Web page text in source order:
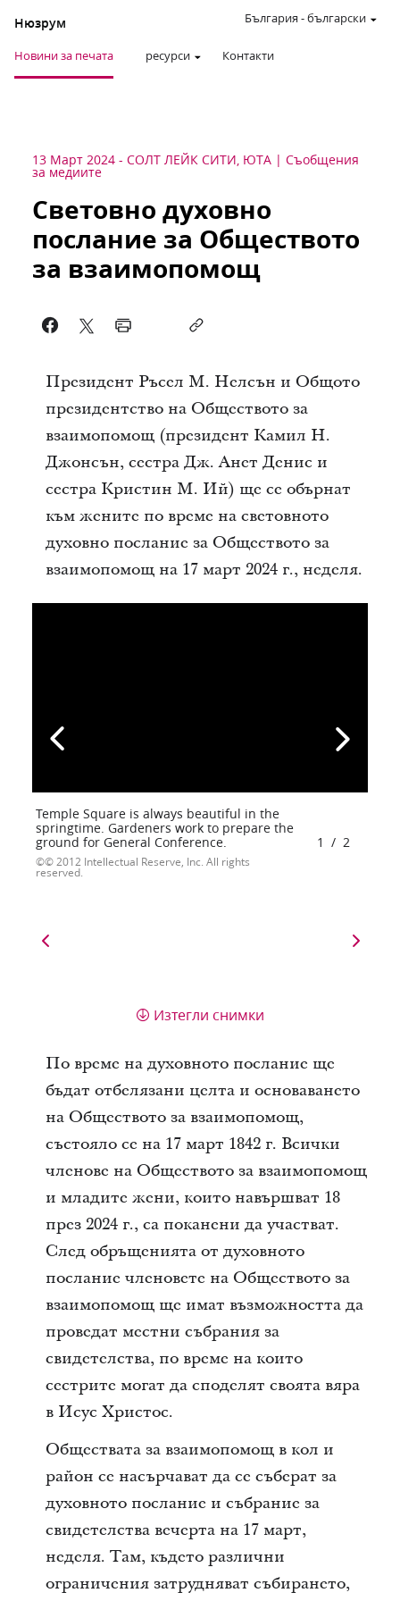
Нюзрум
Новини за печата ресурси Контакти
България -български
13 Март 2024 - СОЛТ ЛЕЙК СИТИ, ЮТА Съобщения
за медиите
Световно духовно
послание за Обществото
за взаимопомощ
Президент Ръсел М. Нелсън и Общото
президентство на Обществото за
взаимопомощ (президент Камил Н.
Джонсън, сестра Дж. Анет Денис и
сестра Кристин М. Ий) ще се обърнат
към жените по време на световното
духовно послание за Обществото за
взаимопомощ на 17 март 2024 г., неделя.
Temple Square is always beautiful in the
springtime. Gardeners work to prepare the
ground for General Conference.
© 2012 Intellectual Reserve, Inc. All rights
reserved.
1 / 2
Изтегли снимки
По време на духовното послание ще
бъдат отбелязани целта и основаването
на Обществото за взаимопомощ,
състояло се на 17 март 1842 г. Всички
членове на Обществото за взаимопомощ
и младите жени, които навършват 18
през 2024 г., са поканени да участват.
След обръщенията от духовното
послание членовете на Обществото за
взаимопомощ ще имат възможността да
проведат местни събрания за
свидетелства, по време на които
сестрите могат да споделят своята вяра
в Исус Христос.
Обществата за взаимопомощ в кол и
район се насърчават да се съберат за
духовното послание и събрание за
свидетелства вечерта на 17 март,
неделя. Там, където различни
ограничения затрудняват събирането,